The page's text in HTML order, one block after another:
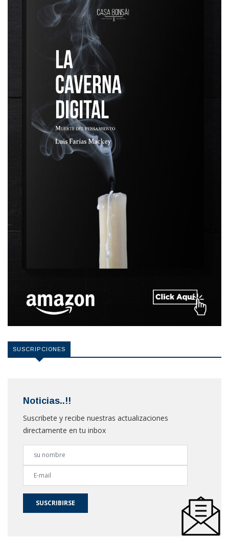
SUSCRIPCIONES
Noticias..!!
Suscribete y recibe nuestras actualizaciones
directamente en tu inbox
SUSCRIBIRSE